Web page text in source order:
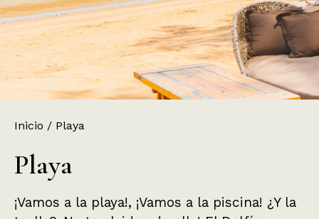
Inicio / Playa
Playa
¡Vamos a la playa!, ¡Vamos a la piscina! ¿Y la